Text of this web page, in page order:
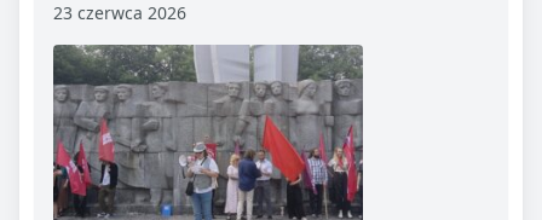
23 czerwca 2026